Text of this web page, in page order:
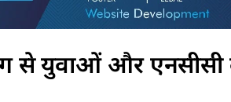
से युवाओं और एनसीसी